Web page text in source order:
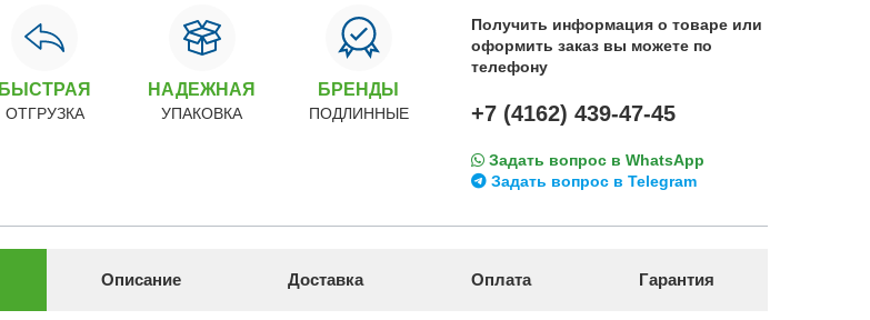
БЫСТРАЯ
ОТГРУЗКА
НАДЕЖНАЯ
УПАКОВКА
БРЕНДЫ
ПОДЛИННЫЕ
Получить информация о товаре или
оформить заказ вы можете по
телефону
+7 (4162) 439-47-45
Задать вопрос в WhatsApp
Задать вопрос в Telegram
Описание Доставка Оплата Гарантия